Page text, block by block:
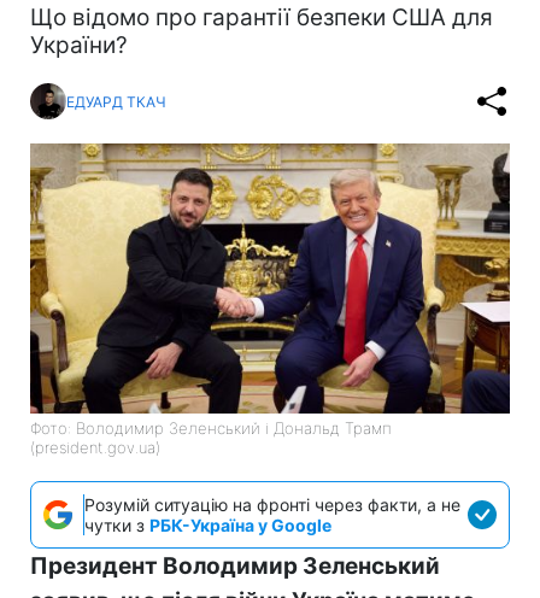
Що відомо про гарантії безпеки США для
України?
ЕДУАРД ТКАЧ
Фото: Володимир Зеленський і Дональд Трамп
(president.gov.ua)
Розумій ситуацію на фронті через факти, а не
чутки з РБК-Україна у Google
Президент Володимир Зеленський